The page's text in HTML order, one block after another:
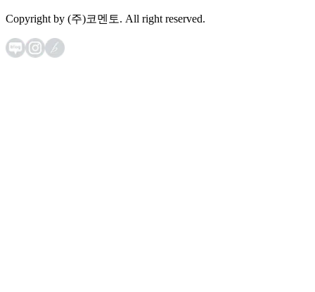
Copyright by (주)코멘토. All right reserved.